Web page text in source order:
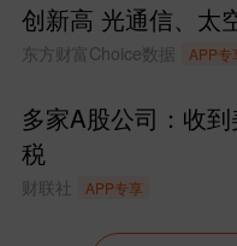
创新高 光通信、太
SpaceX涨超15%
东方财富Choice数据 APP专
多家A股公司：收
税
财联社 APP专享